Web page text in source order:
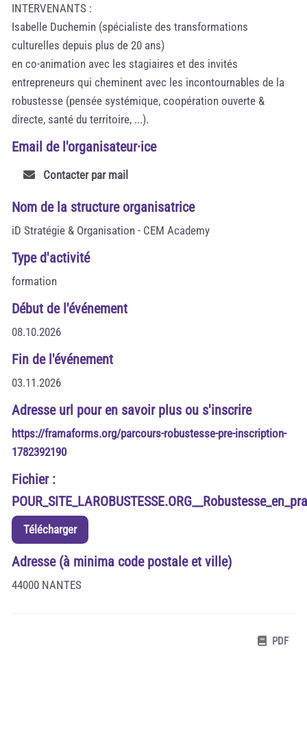
INTERVENANTS :
Isabelle Duchemin (spécialiste des transformations
culturelles depuis plus de 20 ans)
en co-animation avec les stagiaires et des invités
entrepreneurs qui cheminent avec les incontournables de la
robustesse (pensée systémique, coopération ouverte &
directe, santé du territoire, ...).
Email de l'organisateur·ice
Contacter par mail
Nom de la structure organisatrice
iD Stratégie & Organisation - CEM Academy
Type d'activité
formation
Début de l'événement
08.10.2026
Fin de l'événement
03.11.2026
Adresse url pour en savoir plus ou s'inscrire
https://framaforms.org/parcours-robustesse-pre-inscription-
1782392190
Fichier :
Télécharger
Adresse (à minima code postale et ville)
44000 NANTES
PDF